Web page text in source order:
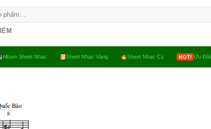
Album Sheet Nhạc Sheet Nhạc Vàng Sheet Nhạc Cụ Ưu Đãi